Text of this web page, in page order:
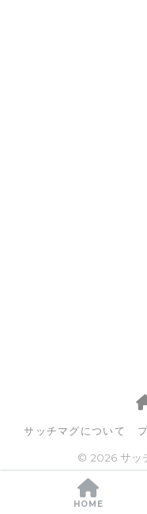
サッチマグについて
© 2026 サッ
HOME